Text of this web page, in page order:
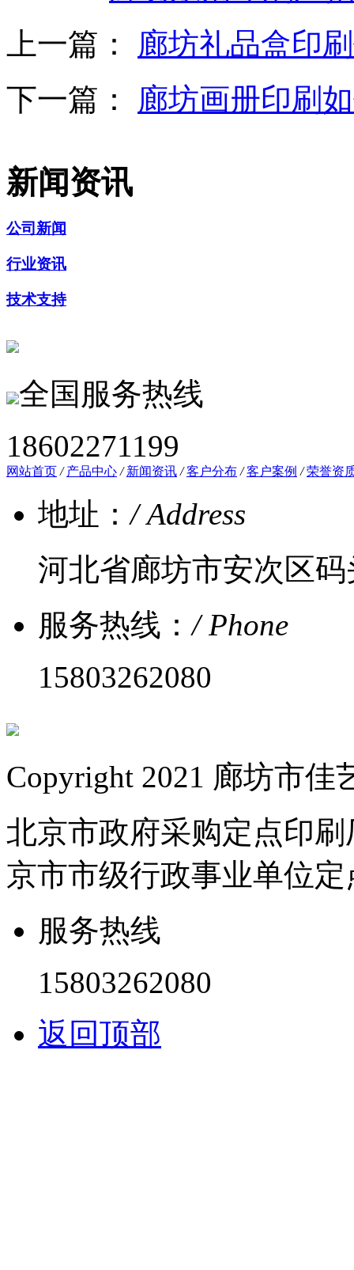
上一篇： 廊坊礼品盒印
下一篇： 廊坊画册印刷
新闻资讯
公司新闻
行业资讯
技术支持
全国服务热线
18602271199
网站首页 / 产品中心 / 新闻资讯 / 客户分布 / 客户案例 / 荣誉资
地址：/ Address
河北省廊坊市安次区码
服务热线：/ Phone
15803262080
Copyright 2021 廊坊市
北京市政府采购定点印
京市市级行政事业单位
服务热线
15803262080
返回顶部